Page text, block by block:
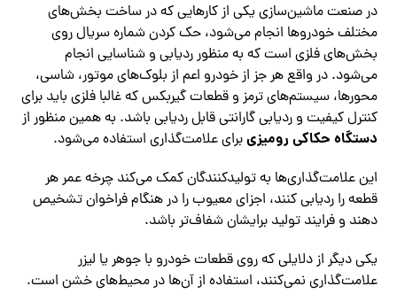
در صنعت ماشین‌سازی یکی از کارهایی که در ساخت بخش‌های
مختلف خودروها انجام می‌شود، حک کردن شماره سریال روی
بخش‌های فلزی است که به منظور ردیابی و شناسایی انجام
می‌شود. در واقع هر جز از خودرو اعم از بلوک‌های موتور، شاسی،
محورها، سیستم‌های ترمز و قطعات گیربکس که غالبا فلزی باید برای
کنترل کیفیت و ردیابی گارانتی قابل ردیابی باشد. به همین منظور از
دستگاه حکاکی رومیزیبرای علامت‌گذاری استفاده می‌شود.
این علامت‌گذاری‌ها به تولیدکنندگان کمک می‌کند چرخه عمر هر
قطعه را ردیابی کنند، اجزای معیوب را در هنگام فراخوان تشخیص
دهند و فرایند تولید برایشان شفاف‌تر باشد.
یکی دیگر از دلایلی که روی قطعات خودرو با جوهر یا لیزر
علامت‌گذاری نمی‌کنند، استفاده از آن‌ها در محیط‌های خشن است.